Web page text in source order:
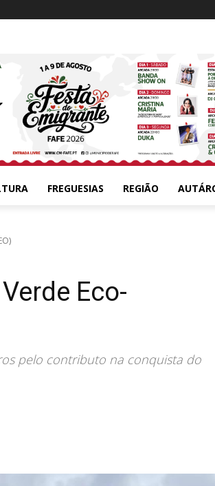
FREGUESIAS REGIÃO
Eco-
pelo contributo na conquista do